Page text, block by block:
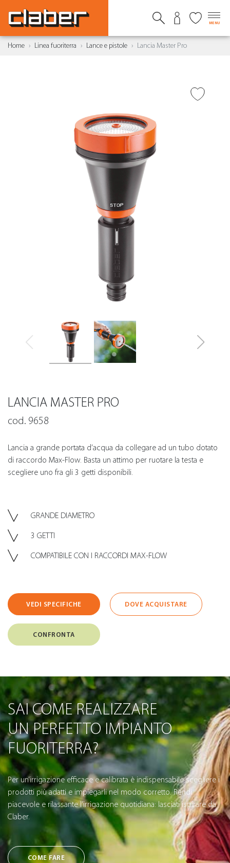
MENU
Home Linea fuoriterra Lance e pistole Lancia Master Pro
LANCIA MASTER PRO
cod. 9658
Lancia a grande portata d’acqua da collegare ad un tubo dotato
di raccordo Max-Flow. Basta un attimo per ruotare la testa e
scegliere uno fra gli 3 getti disponibili.
GRANDE DIAMETRO
3 GETTI
COMPATIBILE CON I RACCORDI MAX-FLOW
VEDI SPECIFICHE DOVE ACQUISTARE
CONFRONTA
SAI COME REALIZZARE
UN PERFETTO IMPIANTO
FUORITERRA?
Per un’irrigazione efficace e calibrata è indispensabile scegliere i
prodotti più adatti e impiegarli nel modo corretto. Rendi
piacevole e rilassante l’irrigazione quotidiana: lasciati ispirare da
Claber.
COME FARE